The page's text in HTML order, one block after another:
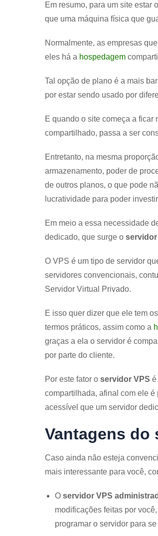
Em resumo, para um site estar
que uma máquina física que
Normalmente, as empresas
eles há a hospedagem
Tal opção de plano é a mais
por estar sendo usado por
E quando o site começa a ficar
compartilhado, passa a ser
Entretanto, na mesma
armazenamento, poder de
de outros planos, o que pode
lucratividade para poder
Em meio a essa necessidade
dedicado, que surge o servidor
O VPS é um tipo de servidor
servidores convencionais,
Servidor Virtual Privado.
E isso quer dizer que ele tem
termos práticos, assim como a
graças a ela o servidor é
por parte do cliente.
Por este fator o servidor VPS é
compartilhada, afinal com ele
acessível que um servidor
Vantagens do
Caso ainda não esteja
mais interessante para você,
O servidor VPS
modificações feitas por
programar o servidor para